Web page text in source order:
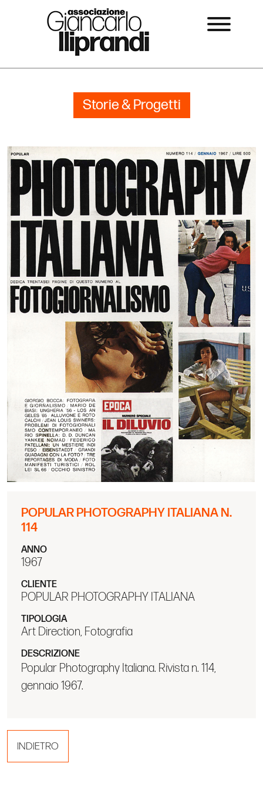
Storie & Progetti
POPULAR PHOTOGRAPHY ITALIANA N.
114
ANNO
1967
CLIENTE
POPULAR PHOTOGRAPHY ITALIANA
TIPOLOGIA
Art Direction, Fotografia
DESCRIZIONE
Popular Photography Italiana. Rivista n. 114,
gennaio 1967.
INDIETRO